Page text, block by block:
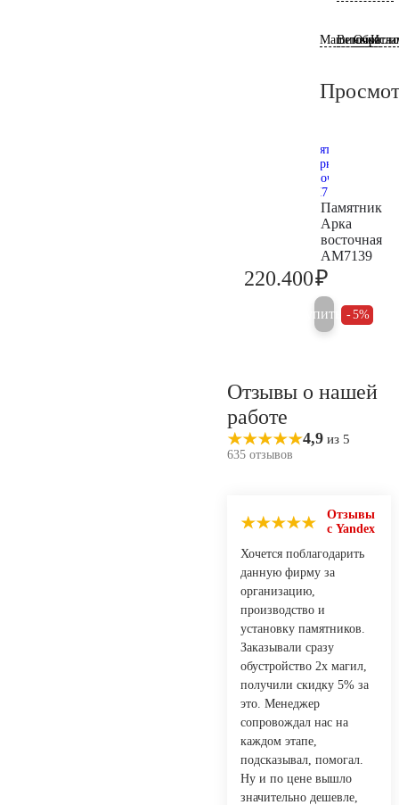
Машины
Веточки
Памятник
Арка
восточная
AM7139
220.400₽
Купить 5%
Отзывы о нашей
работе
4,9 из 5
635 отзывов
Отзывы
с Yandex
Хочется поблагодарить
данную фирму за
организацию,
производство и
установку памятников.
Заказывали сразу
обустройство 2х магил,
получили скидку 5% за
это. Менеджер
сопровождал нас на
каждом этапе,
подсказывал, помогал.
Ну и по цене вышло
значительно дешевле,